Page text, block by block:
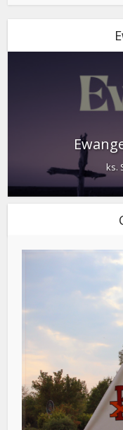
ks.